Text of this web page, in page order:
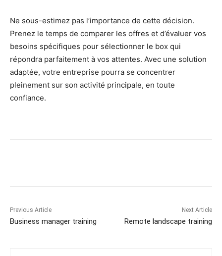
Ne sous-estimez pas l’importance de cette décision.
Prenez le temps de comparer les offres et d’évaluer vos
besoins spécifiques pour sélectionner le box qui
répondra parfaitement à vos attentes. Avec une solution
adaptée, votre entreprise pourra se concentrer
pleinement sur son activité principale, en toute
confiance.
Previous Article
Business manager training
Next Article
Remote landscape training